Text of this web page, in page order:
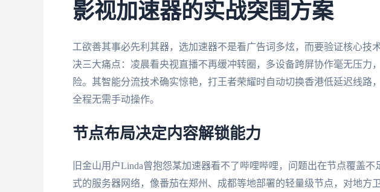
影视加速器的实战突围方案
工欲善其事必先利其器，选加速器不是看广告词多炫，而要验证核心技
决三大痛点：凌晨看央视直播不再缓冲转圈，多设备跨屏协作毫无压力
险。其智能分流技术确实惊艳，打王者荣耀时自动切换香港低延迟线路
全程无需手动操作。
节点布局决定内容解锁能力
旧金山用户Linda曾抱怨某加速器看不了哔哩哔哩，问题出在节点覆盖
式的服务器网络，像番茄在郑州、成都等地部署的轻量级节点，对地方